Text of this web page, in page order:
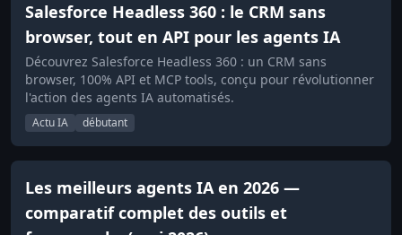
Salesforce Headless 360 : le CRM sans
browser, tout en API pour les agents IA
Découvrez Salesforce Headless 360 : un CRM sans
browser, 100% API et MCP tools, conçu pour révolutionner
l'action des agents IA automatisés.
Actu IA débutant
Les meilleurs agents IA en 2026 —
comparatif complet des outils et